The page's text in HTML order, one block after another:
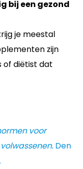
bij een gezond
je meestal
zijn
of diëtist dat
voor
Den